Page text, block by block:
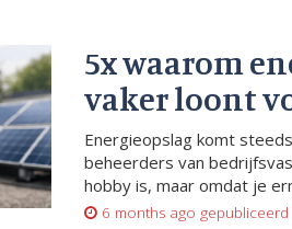
5x waarom
vaker loont
Energieopslag komt
beheerders van
hobby is, maar omdat je
6 months ago gepubliceerd